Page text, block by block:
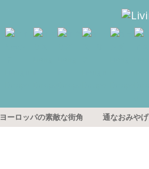
ヨーロッパの素敵な街角 通なおみやげ